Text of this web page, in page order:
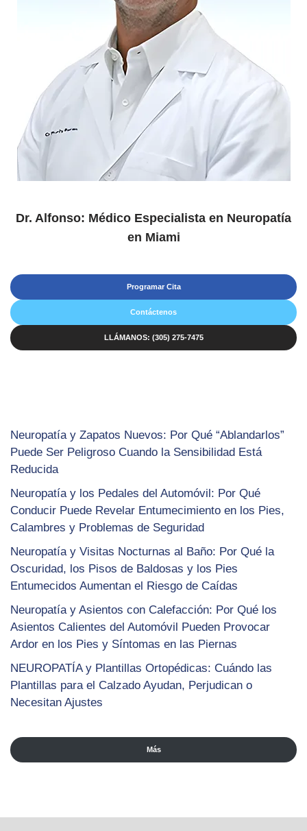
Dr. Alfonso: Médico Especialista en Neuropatía
en Miami
Programar Cita
Contáctenos
LLÁMANOS: (305) 275-7475
Neuropatía y Zapatos Nuevos: Por Qué “Ablandarlos”
Puede Ser Peligroso Cuando la Sensibilidad Está
Reducida
Neuropatía y los Pedales del Automóvil: Por Qué
Conducir Puede Revelar Entumecimiento en los Pies,
Calambres y Problemas de Seguridad
Neuropatía y Visitas Nocturnas al Baño: Por Qué la
Oscuridad, los Pisos de Baldosas y los Pies
Entumecidos Aumentan el Riesgo de Caídas
Neuropatía y Asientos con Calefacción: Por Qué los
Asientos Calientes del Automóvil Pueden Provocar
Ardor en los Pies y Síntomas en las Piernas
NEUROPATÍA y Plantillas Ortopédicas: Cuándo las
Plantillas para el Calzado Ayudan, Perjudican o
Necesitan Ajustes
Más